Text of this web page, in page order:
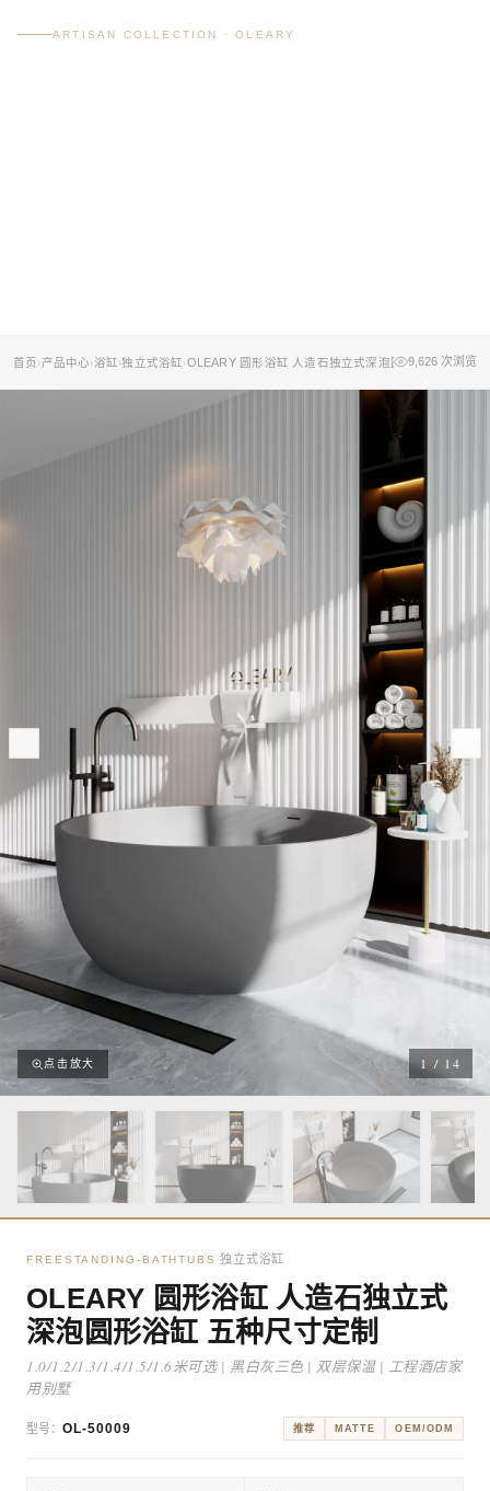
ARTISAN COLLECTION · OLEARY
首页 › 产品中心 › 浴缸 ›独立式浴缸 › OLEARY 圆形浴缸 人造石独立式深泡圆形浴缸 五种尺
9,626 次浏览
1 / 14
点击放大
FREESTANDING-BATHTUBS ·独立式浴缸
OLEARY 圆形浴缸 人造石独立式
深泡圆形浴缸 五种尺寸定制
1.0/1.2/1.3/1.4/1.5/1.6米可选 | 黑白灰三色 | 双层保温 | 工程酒店家
用别墅
型号： OL-50009 推荐 MATTE OEM/ODM